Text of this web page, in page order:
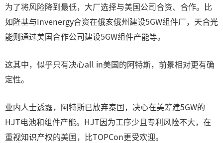
为了将风险降到最低，大厂选择与美国公司合资、合作。比
如隆基与Invenergy合资在俄亥俄州建设5GW组件厂，天合光
能则通过美国合作公司建设5GW组件产能等。
这其中，似乎只有决心all in美国的阿特斯，前景相对更有确
定性。
业内人士透露，阿特斯已放弃泰国，决心在美筹建5GW的
HJT电池和组件产能。HJT因为工序少且专利风险不大，在
重视知识产权的美国，比TOPCon更受欢迎。